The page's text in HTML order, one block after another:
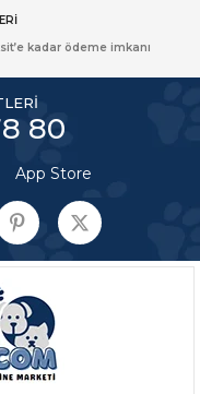
kadar ödeme imkanı
80
App Store